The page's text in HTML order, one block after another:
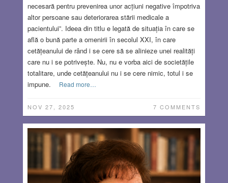
necesară pentru prevenirea unor acțiuni negative împotriva
altor persoane sau deteriorarea stării medicale a
pacientului”. Ideea din titlu e legată de situația în care se
află o bună parte a omenirii în secolul XXI, în care
cetățeanului de rând i se cere să se alinieze unei realități
care nu i se potrivește. Nu, nu e vorba aici de societățile
totalitare, unde cetățeanului nu i se cere nimic, totul i se
impune.
Read more…
NOV 27, 2025 7 COMMENTS